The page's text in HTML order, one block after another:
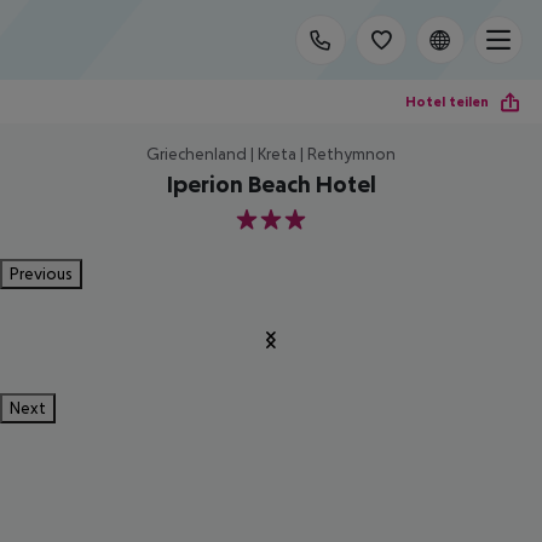
Hotel teilen
Griechenland | Kreta | Rethymnon
Iperion Beach Hotel
3
Previous
Next